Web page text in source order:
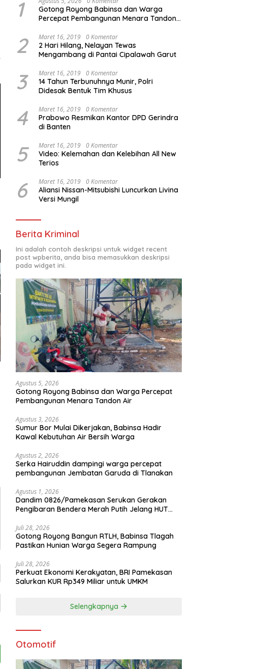
1
Gotong Royong Babinsa dan Warga
Percepat Pembangunan Menara Tandon
2 Maret 16, 2019 0 Komentar
2 Hari Hilang, Nelayan Tewas
Mengambang di Pantai Cipalawah Garut
3 Maret 16, 2019 0 Komentar
14 Tahun Terbunuhnya Munir, Polri
Didesak Bentuk Tim Khusus
4 Maret 16, 2019 0 Komentar
Prabowo Resmikan Kantor DPD Gerindra
di Banten
5 Maret 16, 2019 0 Komentar
Video: Kelemahan dan Kelebihan All New
Terios
6 Maret 16, 2019 0 Komentar
Aliansi Nissan-Mitsubishi Luncurkan Livina
Versi Mungil
Berita Kriminal
Ini adalah contoh deskripsi untuk widget recent
post wpberita, anda bisa memasukkan deskripsi
pada widget ini.
Agustus 5, 2026
Gotong Royong Babinsa dan Warga Percepat
Pembangunan Menara Tandon Air
Agustus 3, 2026
Sumur Bor Mulai Dikerjakan, Babinsa Hadir
Kawal Kebutuhan Air Bersih Warga
Agustus 2, 2026
Serka Hairuddin dampingi warga percepat
pembangunan Jembatan Garuda di Tlanakan
Agustus 1, 2026
Dandim 0826/Pamekasan Serukan Gerakan
Pengibaran Bendera Merah Putih Jelang HUT
Juli 28, 2026
Gotong Royong Bangun RTLH, Babinsa Tlagah
Pastikan Hunian Warga Segera Rampung
Juli 28, 2026
Perkuat Ekonomi Kerakyatan, BRI Pamekasan
Salurkan KUR Rp349 Miliar untuk UMKM
Selengkapnya
Otomotif